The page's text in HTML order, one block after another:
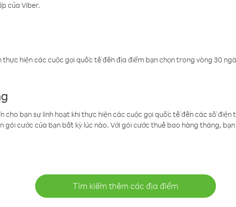
của Viber.
hiện các cuộc gọi quốc tế đến địa điểm bạn chọn trong vòng 30
bạn sự linh hoạt khi thực hiện các cuộc gọi quốc tế đến các số điện
gói cước của bạn bất kỳ lúc nào. Với gói cước thuê bao hàng tháng,
Tìm kiếm thêm các địa điểm